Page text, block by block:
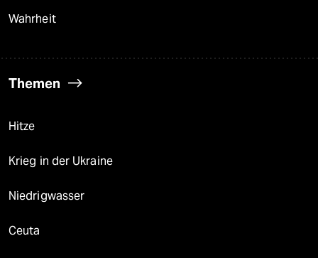
Wahrheit
Themen
Hitze
Krieg in der Ukraine
Niedrigwasser
Ceuta